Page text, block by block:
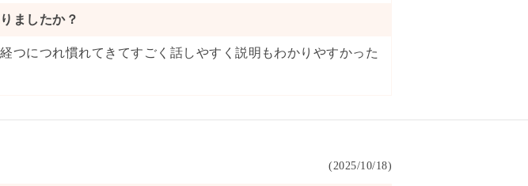
ましたか？
つにつれ慣れてきてすごく話しやすく説明もわかりやすかった
(2025/10/18)